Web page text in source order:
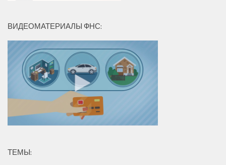
ВИДЕОМАТЕРИАЛЫ ФНС:
ТЕМЫ: